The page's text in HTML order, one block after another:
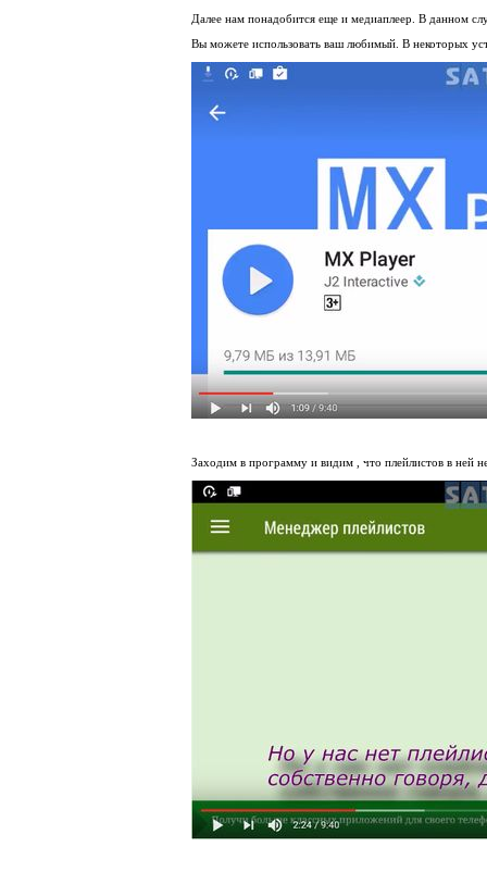
Далее нам понадобится еще и медиаплеер. В данном
Вы можете использовать ваш любимый. В некоторых
Заходим в программу и видим , что плейлистов в ней